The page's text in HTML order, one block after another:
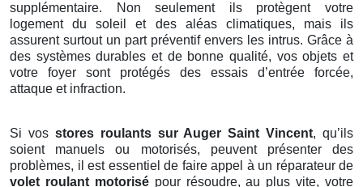
supplémentaire. Non seulement ils protègent votre
logement du soleil et des aléas climatiques, mais ils
assurent surtout un part préventif envers les intrus. Grâce à
des systèmes durables et de bonne qualité, vos objets et
votre foyer sont protégés des essais d’entrée forcée,
attaque et infraction.
Si vos stores roulants sur Auger Saint Vincent, qu’ils
soient manuels ou motorisés, peuvent présenter des
problèmes, il est essentiel de faire appel à un réparateur de
volet roulant motorisépour résoudre, au plus vite, votre